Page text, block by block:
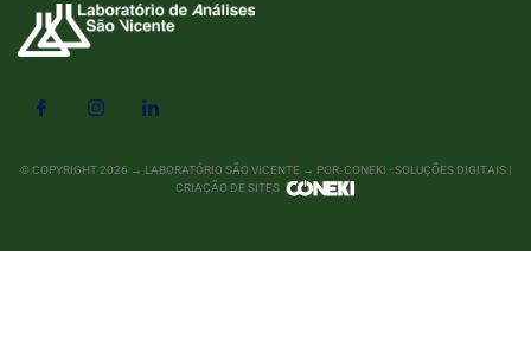
© COPYRIGHT2026 → LABORATÓRIO SÃO VICENTE → POR: CONEKI - SOLUÇÕES DIGITAIS |
CRIAÇÃO DE SITES